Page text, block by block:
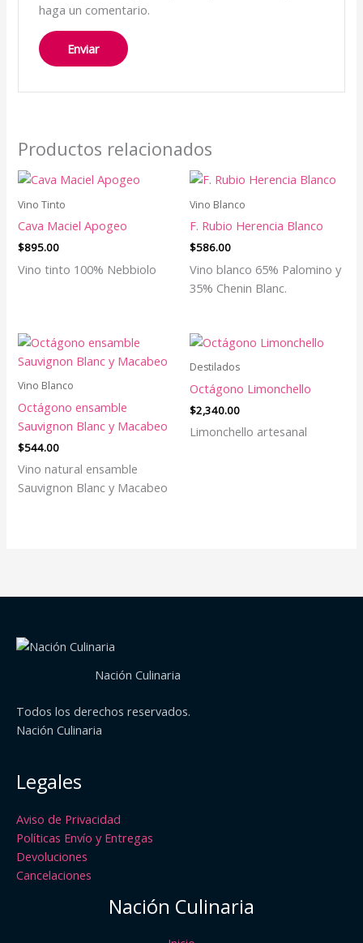
haga un comentario.
Productos relacionados
Vino Tinto
Cava Maciel Apogeo
$895.00
Vino tinto 100% Nebbiolo
Vino Blanco
F. Rubio Herencia Blanco
$586.00
Vino blanco 65% Palomino y
35% Chenin Blanc.
Vino Blanco
Octágono ensamble
Sauvignon Blanc y Macabeo
$544.00
Vino natural ensamble
Sauvignon Blanc y Macabeo
Destilados
Octágono Limonchello
$2,340.00
Limonchello artesanal
Nación Culinaria
Todos los derechos reservados.
Nación Culinaria
Legales
Aviso de Privacidad
Políticas Envío y Entregas
Devoluciones
Cancelaciones
Nación Culinaria